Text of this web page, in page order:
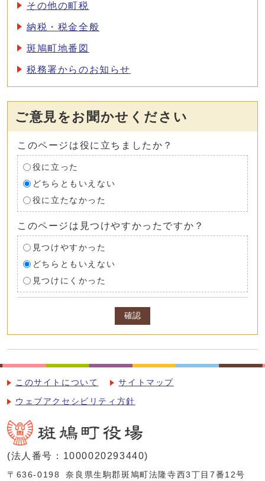
その他の町税
納税・税金全般
斑鳩町地番図
税務署からのお知らせ
ご意見をお聞かせください
このページは役に立ちましたか？
役に立った
どちらともいえない
役に立たなかった
このページは見つけやすかったですか？
見つけやすかった
どちらともいえない
見つけにくかった
確認
このサイトについて サイトマップ
ウェブアクセシビリティ方針
(法人番号：1000020293440)
〒636-0198 奈良県生駒郡斑鳩町法隆寺西3丁目7番12号